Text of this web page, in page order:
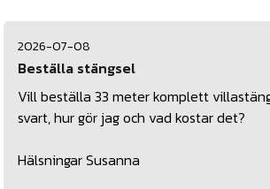
2026-07-08
Beställa stängsel
Vill beställa 33 meter komplett
svart, hur gör jag och vad kostar det?
Hälsningar Susanna